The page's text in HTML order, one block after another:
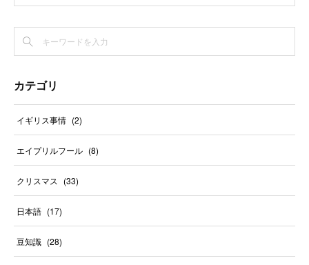
カテゴリ
イギリス事情 (2)
エイプリルフール (8)
クリスマス (33)
日本語 (17)
豆知識 (28)